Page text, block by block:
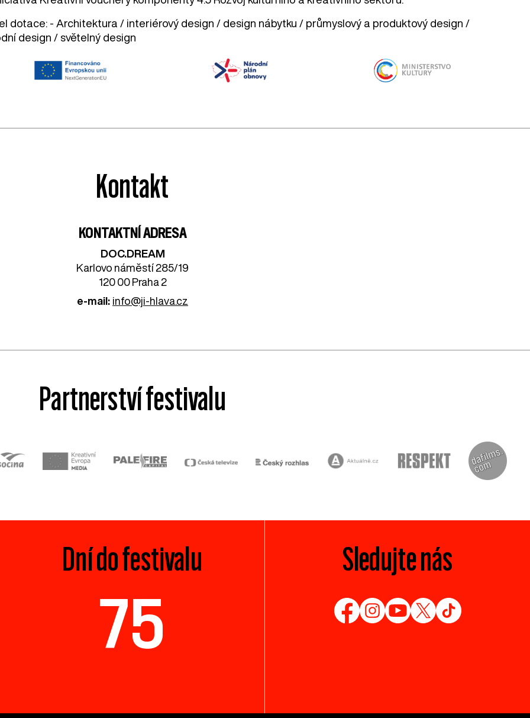
dotace: - Architektura / interiérový design / design nábytku / průmyslový a produktový design /
design / světelný design
Kontakt
KONTAKTNÍ ADRESA
DOC.DREAM​
Karlovo náměstí 285/19
120 00 Praha 2
e-mail: info@ji-hlava.cz
Partnerství festivalu
Dní do festivalu
75
Sledujte nás